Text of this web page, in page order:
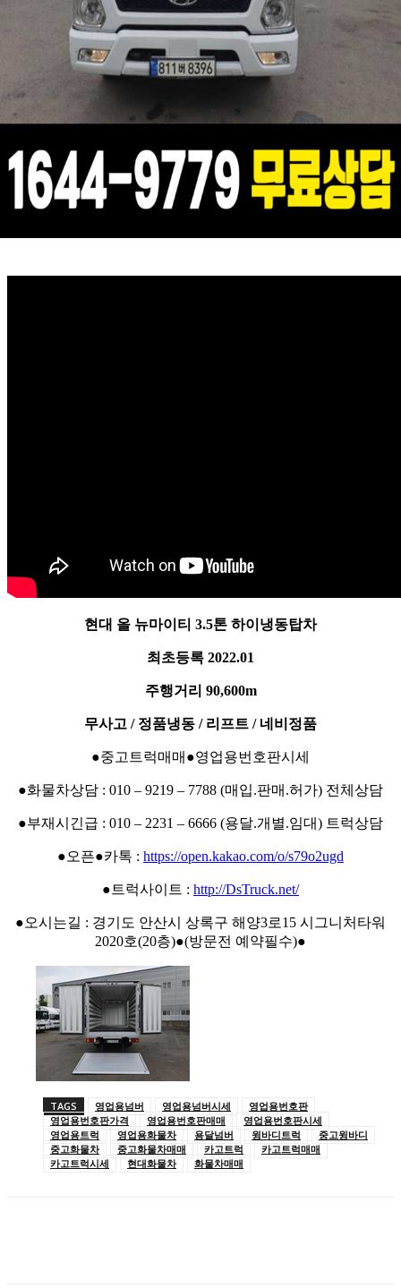
현대 올 뉴마이티 3.5톤 하이냉동탑차
최초등록 2022.01
주행거리 90,600m
무사고 / 정품냉동 / 리프트 / 네비정품
●중고트럭매매●영업용번호판시세
●화물차상담 : 010 – 9219 – 7788 (매입.판매.허가) 전체상담
●부재시긴급 : 010 – 2231 – 6666 (용달.개별.임대) 트럭상담
●오픈●카톡 : https://open.kakao.com/o/s79o2ugd
●트럭사이트 : http://DsTruck.net/
●오시는길 : 경기도 안산시 상록구 해양3로15 시그니처타워
2020호(20층)●(방문전 예약필수)●
TAGS 영업용넘버 영업용넘버시세
영업용번호판
영업용번호판가격
영업용번호판매매
영업용번호판시세
영업용트럭
영업용화물차 용달넘버 윙바디트럭
중고윙바디
중고화물차
중고화물차매매 카고트럭
카고트럭매매
카고트럭시세
현대화물차 화물차매매